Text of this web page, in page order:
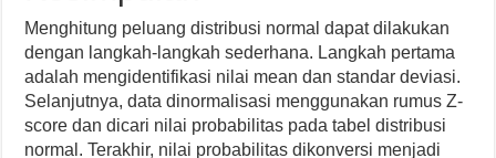
Menghitung peluang distribusi normal dapat dilakukan
dengan langkah-langkah sederhana. Langkah pertama
adalah mengidentifikasi nilai mean dan standar deviasi.
Selanjutnya, data dinormalisasi menggunakan rumus Z-
score dan dicari nilai probabilitas pada tabel distribusi
normal. Terakhir, nilai probabilitas dikonversi menjadi